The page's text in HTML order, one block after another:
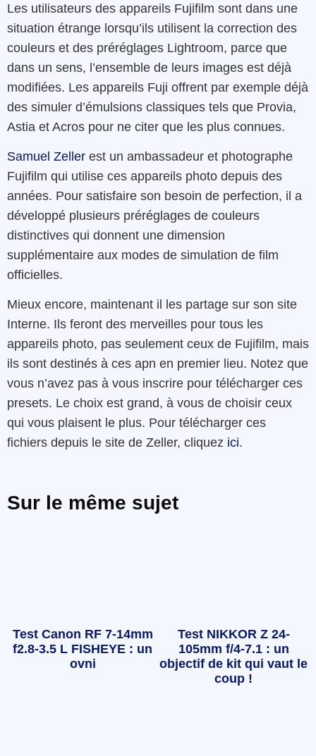
Les utilisateurs des appareils Fujifilm sont dans une
situation étrange lorsqu’ils utilisent la correction des
couleurs et des préréglages Lightroom, parce que
dans un sens, l’ensemble de leurs images est déjà
modifiées. Les appareils Fuji offrent par exemple déjà
des simuler d’émulsions classiques tels que Provia,
Astia et Acros pour ne citer que les plus connues.
Samuel Zeller est un ambassadeur et photographe
Fujifilm qui utilise ces appareils photo depuis des
années. Pour satisfaire son besoin de perfection, il a
développé plusieurs préréglages de couleurs
distinctives qui donnent une dimension
supplémentaire aux modes de simulation de film
officielles.
Mieux encore, maintenant il les partage sur son site
Interne. Ils feront des merveilles pour tous les
appareils photo, pas seulement ceux de Fujifilm, mais
ils sont destinés à ces apn en premier lieu. Notez que
vous n’avez pas à vous inscrire pour télécharger ces
presets. Le choix est grand, à vous de choisir ceux
qui vous plaisent le plus. Pour télécharger ces
fichiers depuis le site de Zeller, cliquez ici.
Sur le même sujet
Test Canon RF 7-14mm
f2.8-3.5 L FISHEYE : un
ovni
Test NIKKOR Z 24-
105mm f/4-7.1 : un
objectif de kit qui vaut le
coup !